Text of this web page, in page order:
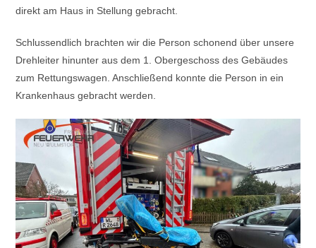
direkt am Haus in Stellung gebracht.
Schlussendlich brachten wir die Person schonend über unsere
Drehleiter hinunter aus dem 1. Obergeschoss des Gebäudes
zum Rettungswagen. Anschließend konnte die Person in ein
Krankenhaus gebracht werden.